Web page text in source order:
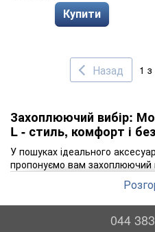
Купити
Назад 1
Захоплюючий вибір:
L - стиль, комфорт і
У пошуках ідеального
пропонуємо вам захоплюючий
рівень комфорту та надійну
Моторукавички є одним з
мотоциклістів. Вони не
044